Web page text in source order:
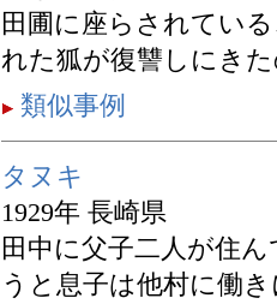
田圃に座らされてい
れた狐が復讐しにき
類似事例
タヌキ
1929年 長崎県
田中に父子二人が住
うと息子は他村に働